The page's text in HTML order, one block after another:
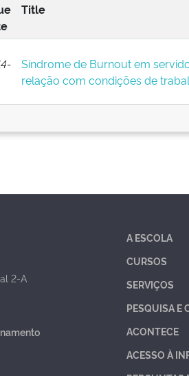
Title
Síndrome de Burnout em
relação com condições de
2-A
A ESCOLA
CURSOS
SERVIÇOS
PESQUISA E
ACONTECE
ACESSO À